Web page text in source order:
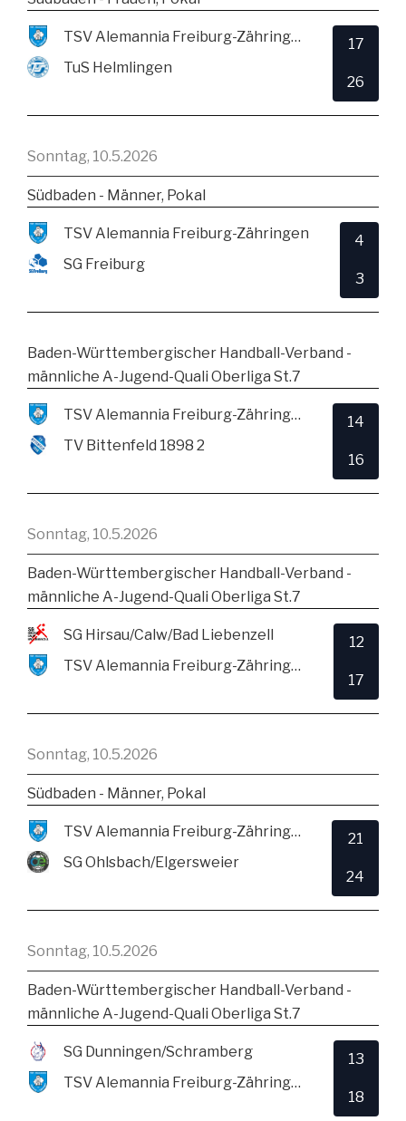
TSV Alemannia Freiburg-Zähringen
TuS Helmlingen
17
26
Sonntag, 10.5.2026
Südbaden - Männer, Pokal
TSV Alemannia Freiburg-Zähringen
SG Freiburg
4
3
Baden-Württembergischer Handball-Verband -
männliche A-Jugend-Quali Oberliga St.7
TSV Alemannia Freiburg-Zähringen
TV Bittenfeld 1898 2
14
16
Sonntag, 10.5.2026
Baden-Württembergischer Handball-Verband -
männliche A-Jugend-Quali Oberliga St.7
SG Hirsau/Calw/Bad Liebenzell
TSV Alemannia Freiburg-Zähringen
12
17
Sonntag, 10.5.2026
Südbaden - Männer, Pokal
TSV Alemannia Freiburg-Zähringen
SG Ohlsbach/Elgersweier
21
24
Sonntag, 10.5.2026
Baden-Württembergischer Handball-Verband -
männliche A-Jugend-Quali Oberliga St.7
SG Dunningen/Schramberg
TSV Alemannia Freiburg-Zähringen
13
18